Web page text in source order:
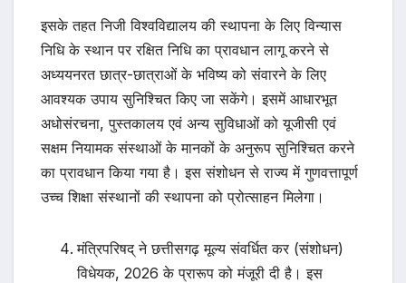
इसके तहत निजी विश्वविद्यालय की स्थापना के लिए विन्यास
निधि के स्थान पर रक्षित निधि का प्रावधान लागू करने से
अध्ययनरत छात्र-छात्राओं के भविष्य को संवारने के लिए
आवश्यक उपाय सुनिश्चित किए जा सकेंगे। इसमें आधारभूत
अधोसंरचना, पुस्तकालय एवं अन्य सुविधाओं को यूजीसी एवं
सक्षम नियामक संस्थाओं के मानकों के अनुरूप सुनिश्चित करने
का प्रावधान किया गया है। इस संशोधन से राज्य में गुणवत्तापूर्ण
उच्च शिक्षा संस्थानों की स्थापना को प्रोत्साहन मिलेगा।
मंत्रिपरिषद् ने छत्तीसगढ़ मूल्य संवर्धित कर (संशोधन)
विधेयक, 2026 के प्रारूप को मंजूरी दी है। इस